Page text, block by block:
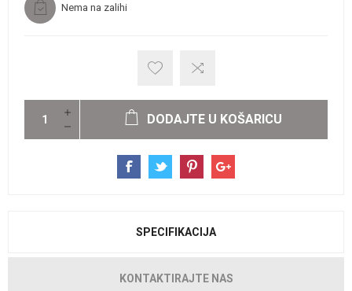
Nema na zalihi
DODAJTE U KOŠARICU
SPECIFIKACIJA
KONTAKTIRAJTE NAS